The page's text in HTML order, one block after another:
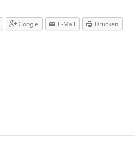
Google E-Mail Drucken